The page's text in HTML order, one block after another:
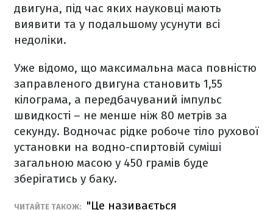
двигуна, під час яких науковці мають
виявити та у подальшому усунути всі
недоліки.
Уже відомо, що максимальна маса повністю
заправленого двигуна становить 1,55
кілограма, а передбачуваний імпульс
швидкості – не менше ніж 80 метрів за
секунду. Водночас рідке робоче тіло рухової
установки на водно-спиртовій суміші
загальною масою у 450 грамів буде
зберігатись у баку.
ЧИТАЙТЕ ТАКОЖ:
"Це називається